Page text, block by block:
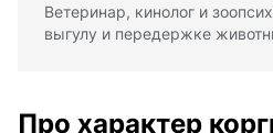
Ветеринар, кинолог и
выгулу и передержке
Про характер